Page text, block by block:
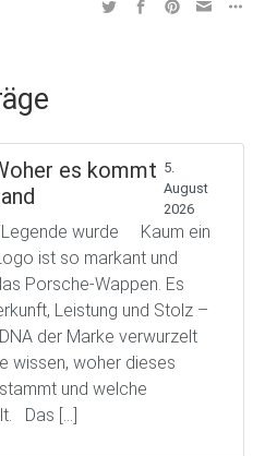
es kommt 5.
August
2026
Legende wurde Kaum ein
ist so markant und
Porsche-Wappen. Es
Leistung und Stolz –
der Marke verwurzelt
wissen, woher dieses
und welche
Das […]